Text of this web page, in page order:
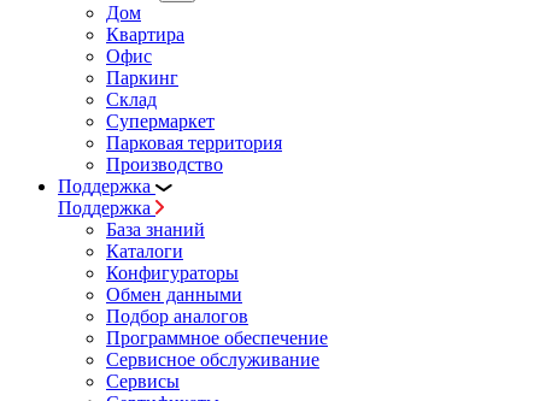
Дом
Квартира
Офис
Паркинг
Склад
Супермаркет
Парковая территория
Производство
Поддержка
Поддержка
База знаний
Каталоги
Конфигураторы
Обмен данными
Подбор аналогов
Программное обеспечение
Сервисное обслуживание
Сервисы